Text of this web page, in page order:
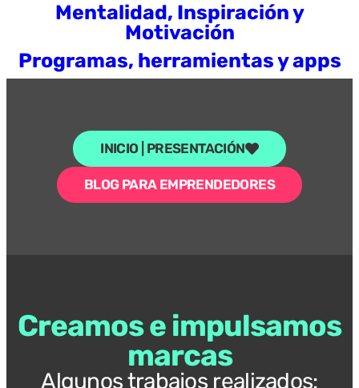
Mentalidad, Inspiración y
Motivación
Programas, herramientas y apps
INICIO | PRESENTACIÓN
BLOG PARA EMPRENDEDORES
Creamos e impulsamos
marcas
Algunos trabajos realizados: